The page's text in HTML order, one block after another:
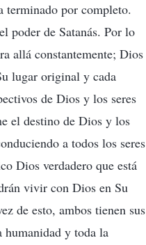
terminado por completo.
poder de Satanás. Por lo
allá constantemente; Dios
lugar original y cada
de Dios y los seres
el destino de Dios y los
a todos los seres
Dios verdadero que está
vivir con Dios en Su
de esto, ambos tienen sus
humanidad y toda la